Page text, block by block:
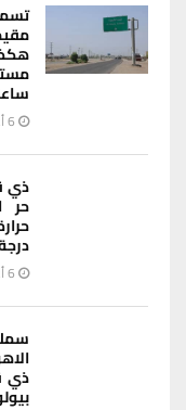
6 أغسطس، 2026
ذي
حر
6 أغسطس، 2026
ذي